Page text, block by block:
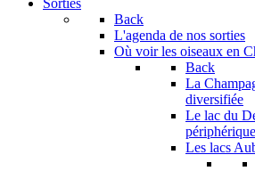
Sorties
Back
L'agenda de nos sorties
Où voir les oiseaux en
Back
La
diversifiée
Le lac du
Les lacs